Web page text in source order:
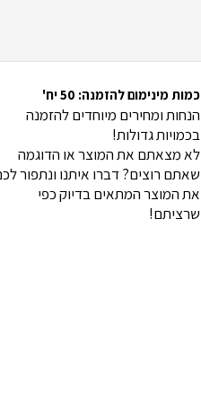
כמות מינימום להזמנה: 50 יח'
הנחות ומחירים מיוחדים להזמנה
בכמויות גדולות!
לא מצאתם את המוצר או הדוגמה
שאתם רוצים? דברו איתנו ונתפור
את המוצר המתאים בדיוק כפי
שרציתם!